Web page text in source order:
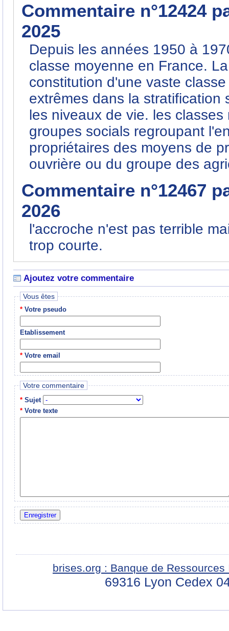
Commentaire n°12424
2025
Depuis les années 1950 à
classe moyenne en France.
constitution d'une vaste
extrêmes dans la stratification
les niveaux de vie. les
groupes socials regroupant
propriétaires des moyens de
ouvrière ou du groupe des
Commentaire n°12467
2026
l'accroche n'est pas terrible
trop courte.
Ajoutez votre commentaire
Vous êtes
* Votre pseudo
Etablissement
* Votre email
Votre commentaire
* Sujet
* Votre texte
brises.org : Banque de
69316 Lyon Cedex